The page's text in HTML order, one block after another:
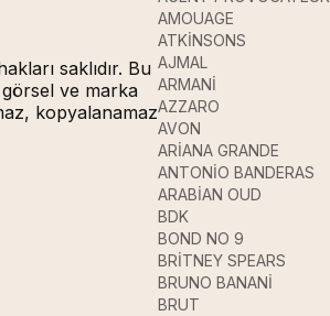
saklıdır. Bu
ve marka
kopyalanamaz
AMOUAGE
ATKİNSONS
AJMAL
ARMANİ
AZZARO
AVON
ARİANA GRANDE
ANTONİO BANDERAS
ARABİAN OUD
BDK
BOND NO 9
BRİTNEY SPEARS
BRUNO BANANİ
BRUT